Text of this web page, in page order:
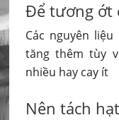
Để tương ớt
Các nguyên
tăng thêm tùy
nhiều hay cay ít
Nên tách